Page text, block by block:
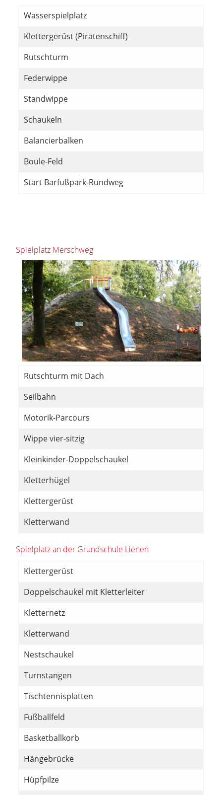
Wasserspielplatz
Klettergerüst (Piratenschiff)
Rutschturm
Federwippe
Standwippe
Schaukeln
Balancierbalken
Boule-Feld
Start Barfußpark-Rundweg
Spielplatz Merschweg
Rutschturm mit Dach
Seilbahn
Motorik-Parcours
Wippe vier-sitzig
Kleinkinder-Doppelschaukel
Kletterhügel
Klettergerüst
Kletterwand
Spielplatz an der Grundschule Lienen
Klettergerüst
Doppelschaukel mit Kletterleiter
Kletternetz
Kletterwand
Nestschaukel
Turnstangen
Tischtennisplatten
Fußballfeld
Basketballkorb
Hängebrücke
Hüpfpilze